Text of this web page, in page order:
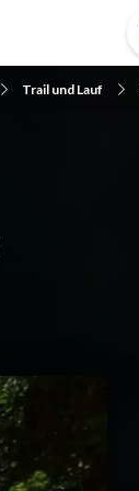
Trail und Lauf